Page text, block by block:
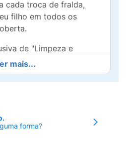
cada troca de fralda,
filho em todos os
de "Limpeza e
com
sensação refrescante e
pele do bebê sempre
livres de álcool
e irritações
mais...
forma?